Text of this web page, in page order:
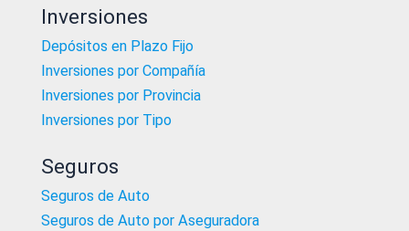
Inversiones
Depósitos en Plazo Fijo
Inversiones por Compañía
Inversiones por Provincia
Inversiones por Tipo
Seguros
Seguros de Auto
Seguros de Auto por Aseguradora